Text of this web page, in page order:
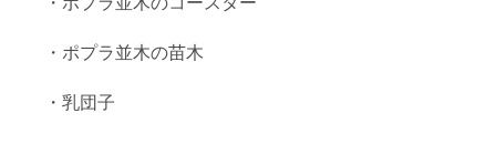
・ポプラ並木の苗木
・乳団子